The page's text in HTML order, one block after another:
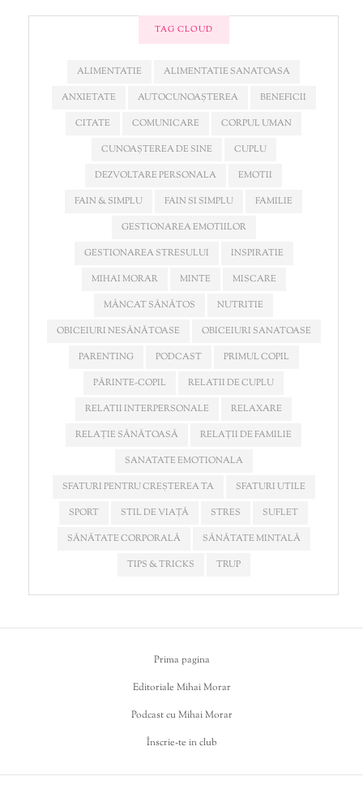
TAG CLOUD
ALIMENTATIE
ALIMENTATIE SANATOASA
ANXIETATE
AUTOCUNOAȘTEREA
BENEFICII
CITATE
COMUNICARE
CORPUL UMAN
CUNOAȘTEREA DE SINE
CUPLU
DEZVOLTARE PERSONALA
EMOTII
FAIN & SIMPLU
FAIN SI SIMPLU
FAMILIE
GESTIONAREA EMOTIILOR
GESTIONAREA STRESULUI
INSPIRATIE
MIHAI MORAR
MINTE
MISCARE
MÂNCAT SĂNĂTOS
NUTRITIE
OBICEIURI NESĂNĂTOASE
OBICEIURI SANATOASE
PARENTING
PODCAST
PRIMUL COPIL
PĂRINTE-COPIL
RELATII DE CUPLU
RELATII INTERPERSONALE
RELAXARE
RELAȚIE SĂNĂTOASĂ
RELAȚII DE FAMILIE
SANATATE EMOTIONALA
SFATURI PENTRU CREȘTEREA TA
SFATURI UTILE
SPORT
STIL DE VIAȚĂ STRES
SUFLET
SĂNĂTATE CORPORALĂ
SĂNĂTATE MINTALĂ
TIPS & TRICKS
TRUP
Prima pagina
Editoriale Mihai Morar
Podcast cu Mihai Morar
Înscrie-te in club